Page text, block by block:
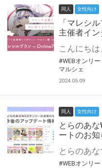
同人 女性向け
「マレシ
主催者イ
#WEBオンリー
マルシェ
2024.05.09
同人 女性向け
とらのあ
ートのお知
#WEBオンリー